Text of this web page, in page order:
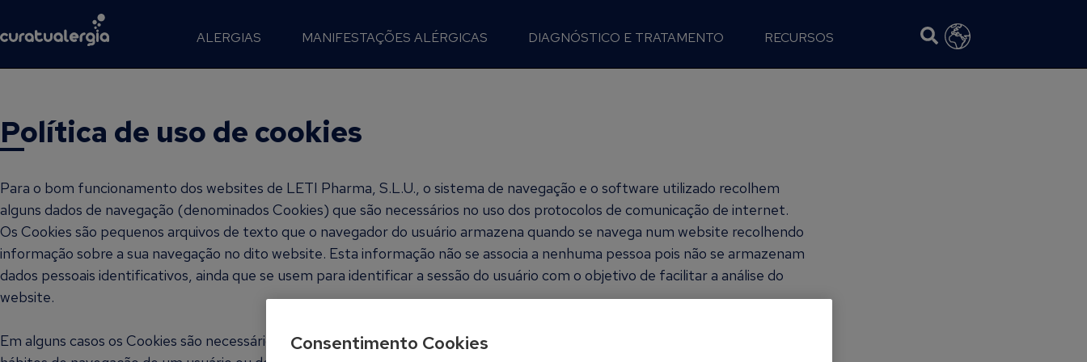
ALERGIAS MANIFESTAÇÕES ALÉRGICAS DIAGNÓSTICO E TRATAMENTO RECURSOS
Política de uso de cookies
Para o bom funcionamento dos websites de LETI Pharma, S.L.U., o sistema de navegação e o software utilizado recolhem
alguns dados de navegação (denominados Cookies) que são necessários no uso dos protocolos de comunicação de internet.
Os Cookies são pequenos arquivos de texto que o navegador do usuário armazena quando se navega num website recolhendo
informação sobre a sua navegação no dito website. Esta informação não se associa a nenhuma pessoa pois não se armazenam
dados pessoais identificativos, ainda que se usem para identificar a sessão do usuário com o objetivo de facilitar a análise do
website.
Em alguns casos os Cookies são necessários para facilitar a navegação e permitem armazenar e recuperar informação sobre os
Consentimento Cookies